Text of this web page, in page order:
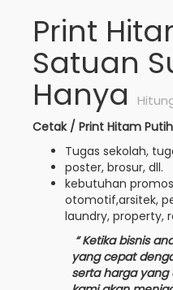
Print
Satuan
Hanya
Cetak / Print Hitam
Tugas sekolah,
poster, brosur, dll.
kebutuhan
otomotif,arsitek,
laundry, property,
“ Ketika bisnis
yang cepat
serta harga